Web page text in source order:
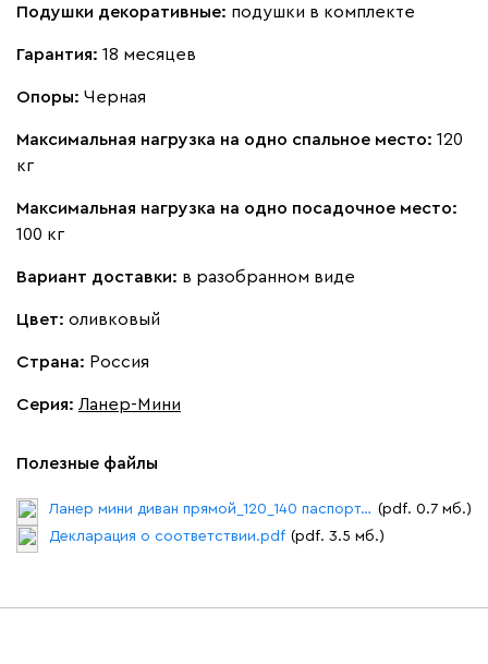
Терра
Альтеа 357 910
Бежевый Графит
Подушки декоративные: подушки в комплекте
Гарантия: 18 месяцев
Опоры: Черная
Максимальная нагрузка на одно спальное место: 120
кг
Максимальная нагрузка на одно посадочное место:
100 кг
Вариант доставки: в разобранном виде
Цвет: оливковый
Страна: Россия
Серия: Ланер-Мини
Полезные файлы
Ланер мини диван прямой_120_140 паспорт.pdf (pdf. 0.7 мб.)
Декларация о соответствии.pdf (pdf. 3.5 мб.)